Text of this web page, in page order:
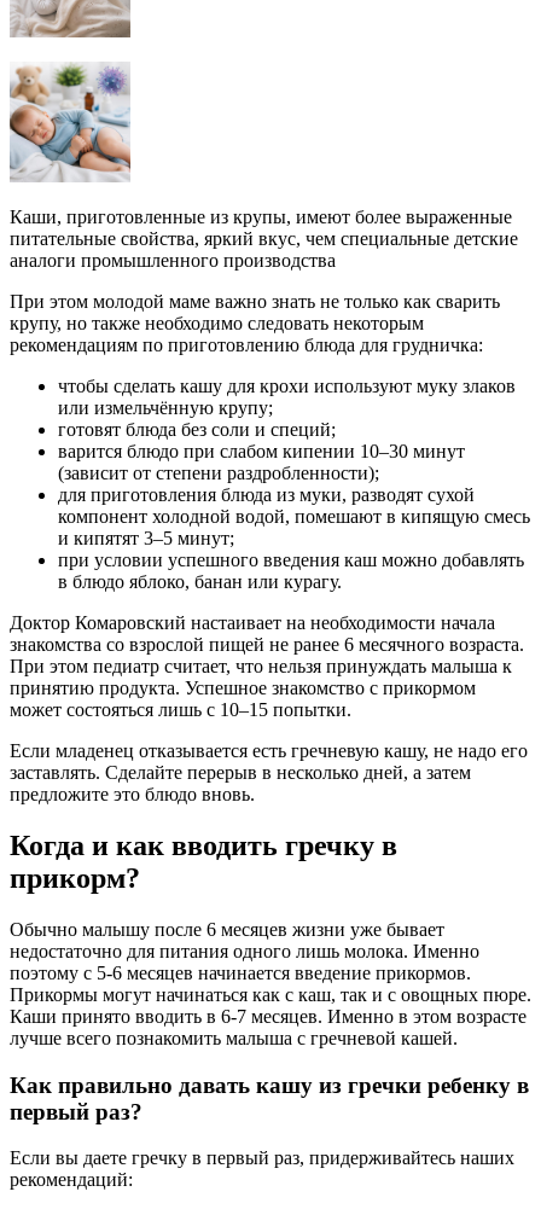
Каши, приготовленные из крупы, имеют более выраженные
питательные свойства, яркий вкус, чем специальные детские
аналоги промышленного производства
При этом молодой маме важно знать не только как сварить
крупу, но также необходимо следовать некоторым
рекомендациям по приготовлению блюда для грудничка:
чтобы сделать кашу для крохи используют муку злаков
или измельчённую крупу;
готовят блюда без соли и специй;
варится блюдо при слабом кипении 10–30 минут
(зависит от степени раздробленности);
для приготовления блюда из муки, разводят сухой
компонент холодной водой, помешают в кипящую смесь
и кипятят 3–5 минут;
при условии успешного введения каш можно добавлять
в блюдо яблоко, банан или курагу.
Доктор Комаровский настаивает на необходимости начала
знакомства со взрослой пищей не ранее 6 месячного возраста.
При этом педиатр считает, что нельзя принуждать малыша к
принятию продукта. Успешное знакомство с прикормом
может состояться лишь с 10–15 попытки.
Если младенец отказывается есть гречневую кашу, не надо его
заставлять. Сделайте перерыв в несколько дней, а затем
предложите это блюдо вновь.
Когда и как вводить гречку в
прикорм?
Обычно малышу после 6 месяцев жизни уже бывает
недостаточно для питания одного лишь молока. Именно
поэтому с 5-6 месяцев начинается введение прикормов.
Прикормы могут начинаться как с каш, так и с овощных пюре.
Каши принято вводить в 6-7 месяцев. Именно в этом возрасте
лучше всего познакомить малыша с гречневой кашей.
Как правильно давать кашу из гречки ребенку в
первый раз?
Если вы даете гречку в первый раз, придерживайтесь наших
рекомендаций: